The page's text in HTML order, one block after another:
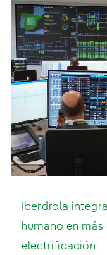
Iberdrola
humano en
electrificación